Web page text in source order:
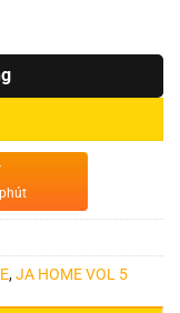
,JA HOME VOL 5